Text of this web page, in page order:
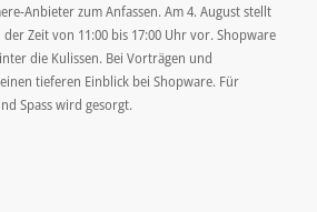
Anbieter zum Anfassen. Am 4. August stellt
Zeit von 11:00 bis 17:00 Uhr vor. Shopware
die Kulissen. Bei Vorträgen und
tieferen Einblick bei Shopware. Für
Spass wird gesorgt.